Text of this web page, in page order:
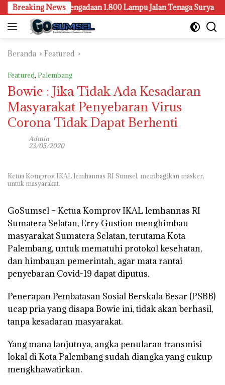
Langsung
ke
konten
Breaking News
Selidiki Pengadaan 1.800 Lampu Jalan Tenaga Surya
Beranda Featured
Featured, Palembang
Bowie : Jika Tidak Ada Kesadaran
Masyarakat Penyebaran Virus
Corona Tidak Dapat Berhenti
Admin
23/05/2020
Ketua Komprov IKAL lemhannas RI Sumsel, membagikan masker,
untuk masyarakat.
GoSumsel – Ketua Komprov IKAL lemhannas RI
Sumatera Selatan, Erry Gustion menghimbau
masyarakat Sumatera Selatan, terutama Kota
Palembang, untuk mematuhi protokol kesehatan,
dan himbauan pemerintah, agar mata rantai
penyebaran Covid-19 dapat diputus.
Penerapan Pembatasan Sosial Berskala Besar (PSBB)
ucap pria yang disapa Bowie ini, tidak akan berhasil,
tanpa kesadaran masyarakat.
Yang mana lanjutnya, angka penularan transmisi
lokal di Kota Palembang sudah diangka yang cukup
mengkhawatirkan.